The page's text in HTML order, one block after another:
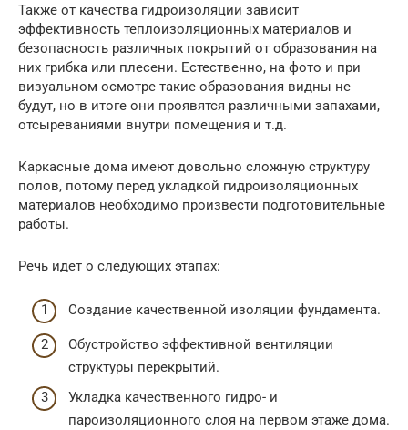
Также от качества гидроизоляции зависит
эффективность теплоизоляционных материалов и
безопасность различных покрытий от образования на
них грибка или плесени. Естественно, на фото и при
визуальном осмотре такие образования видны не
будут, но в итоге они проявятся различными запахами,
отсыреваниями внутри помещения и т.д.
Каркасные дома имеют довольно сложную структуру
полов, потому перед укладкой гидроизоляционных
материалов необходимо произвести подготовительные
работы.
Речь идет о следующих этапах:
Создание качественной изоляции фундамента.
Обустройство эффективной вентиляции
структуры перекрытий.
Укладка качественного гидро- и
пароизоляционного слоя на первом этаже дома.